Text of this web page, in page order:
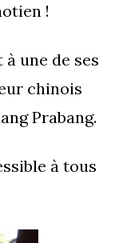
!
une de ses
chinois
Prabang.
à tous